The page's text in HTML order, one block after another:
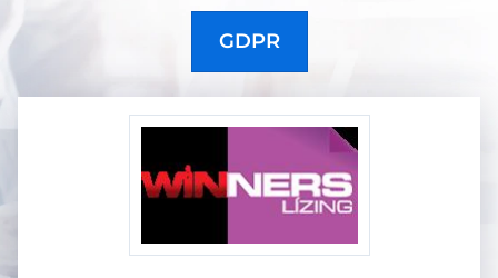
GDPR